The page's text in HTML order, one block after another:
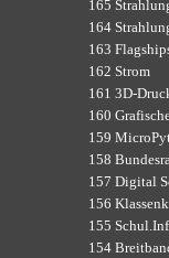
165
164
163
162 Strom
161 3D-
160
159
158
157 Digital
156
155
154